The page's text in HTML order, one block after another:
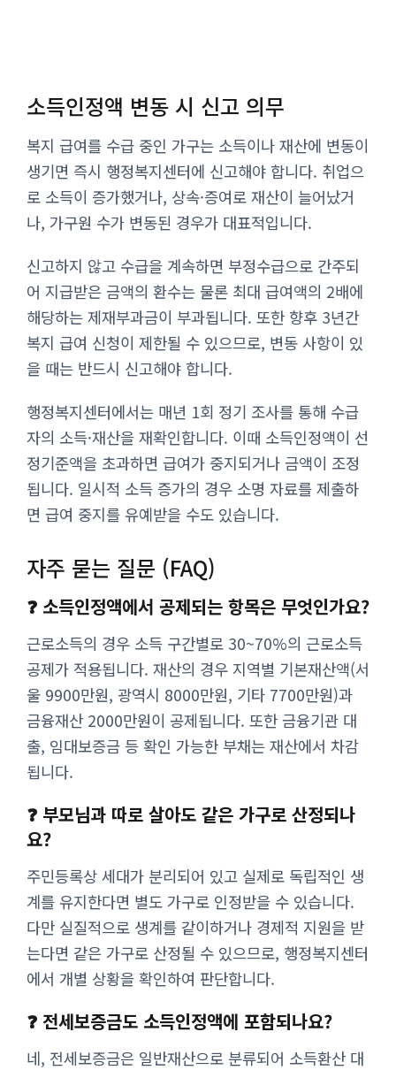
소득인정액 변동 시 신고 의무
복지 급여를 수급 중인 가구는 소득이나 재산에 변동이
생기면 즉시 행정복지센터에 신고해야 합니다. 취업으
로 소득이 증가했거나, 상속·증여로 재산이 늘어났거
나, 가구원 수가 변동된 경우가 대표적입니다.
신고하지 않고 수급을 계속하면 부정수급으로 간주되
어 지급받은 금액의 환수는 물론 최대 급여액의 2배에
해당하는 제재부과금이 부과됩니다. 또한 향후 3년간
복지 급여 신청이 제한될 수 있으므로, 변동 사항이 있
을 때는 반드시 신고해야 합니다.
행정복지센터에서는 매년 1회 정기 조사를 통해 수급
자의 소득·재산을 재확인합니다. 이때 소득인정액이 선
정기준액을 초과하면 급여가 중지되거나 금액이 조정
됩니다. 일시적 소득 증가의 경우 소명 자료를 제출하
면 급여 중지를 유예받을 수도 있습니다.
자주 묻는 질문 (FAQ)
❓ 소득인정액에서 공제되는 항목은 무엇인가요?
근로소득의 경우 소득 구간별로 30~70%의 근로소득
공제가 적용됩니다. 재산의 경우 지역별 기본재산액(서
울 9900만원, 광역시 8000만원, 기타 7700만원)과
금융재산 2000만원이 공제됩니다. 또한 금융기관 대
출, 임대보증금 등 확인 가능한 부채는 재산에서 차감
됩니다.
❓ 부모님과 따로 살아도 같은 가구로 산정되나
요?
주민등록상 세대가 분리되어 있고 실제로 독립적인 생
계를 유지한다면 별도 가구로 인정받을 수 있습니다.
다만 실질적으로 생계를 같이하거나 경제적 지원을 받
는다면 같은 가구로 산정될 수 있으므로, 행정복지센터
에서 개별 상황을 확인하여 판단합니다.
❓ 전세보증금도 소득인정액에 포함되나요?
네, 전세보증금은 일반재산으로 분류되어 소득환산 대